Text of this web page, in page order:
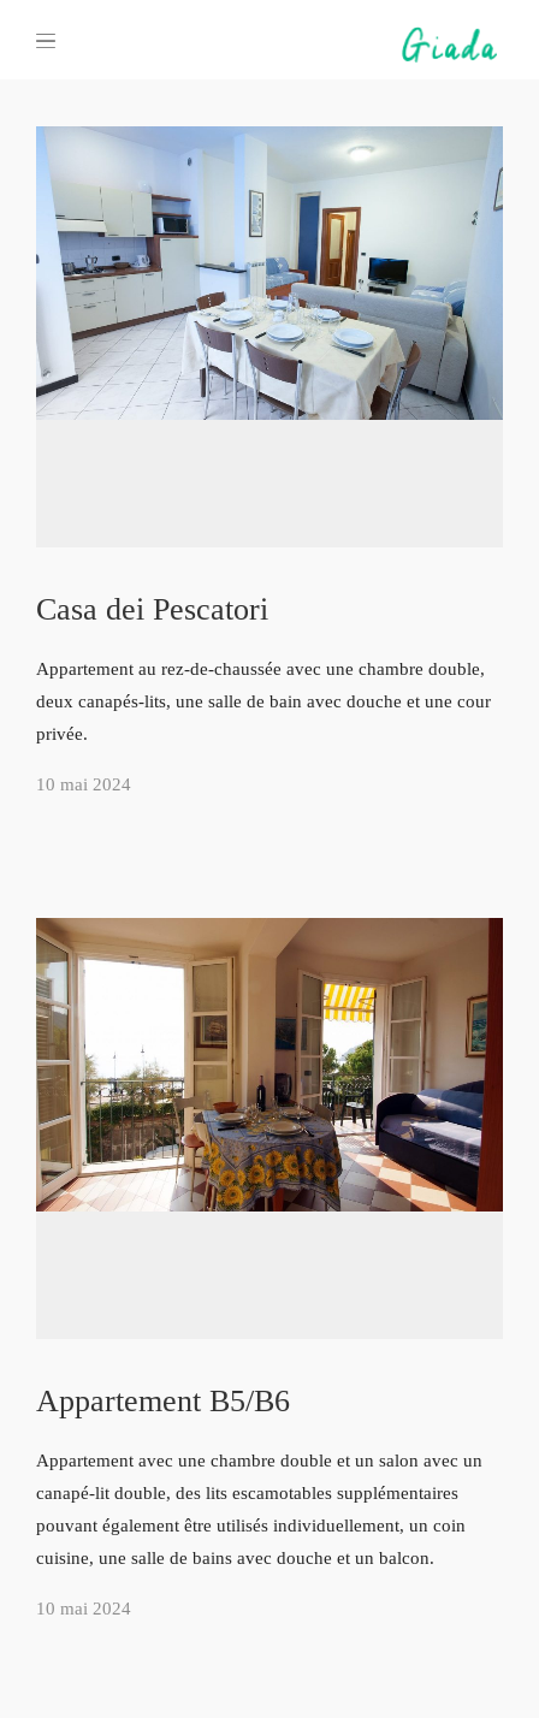
Casa dei Pescatori
Appartement au rez-de-chaussée avec une chambre double,
deux canapés-lits, une salle de bain avec douche et une cour
privée.
10 mai 2024
Appartement B5/B6
Appartement avec une chambre double et un salon avec un
canapé-lit double, des lits escamotables supplémentaires
pouvant également être utilisés individuellement, un coin
cuisine, une salle de bains avec douche et un balcon.
10 mai 2024